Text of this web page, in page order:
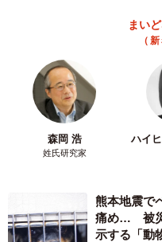
成長したことに感激して
のもとへ引き取られたそう
津波警報と避難の夜
2024年1月、能登半島地
場所にある自宅に、3メ
「現実感がなかったんで
まい
（
森岡 浩
姓氏研究家
ハイ
熊本地震で
痛め… 被災
示する「動